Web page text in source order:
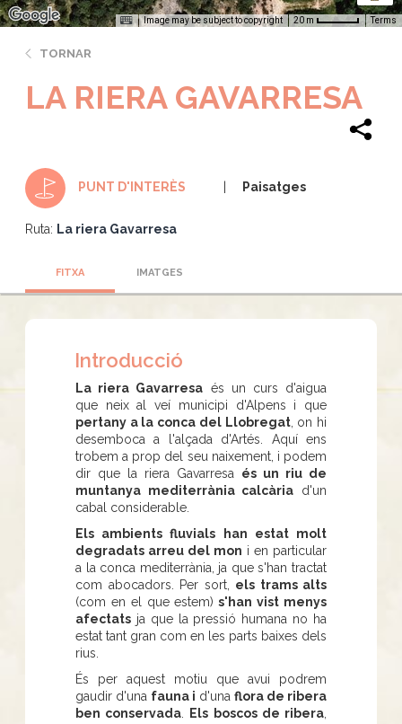
Image may be subject to copyright 20 m Terms
TORNAR
LA RIERA GAVARRESA
PUNT D'INTERÈS Paisatges
Ruta: La riera Gavarresa
FITXA IMATGES
Introducció
La riera Gavarresa és un curs d'aigua
que neix al veí municipi d'Alpens i que
pertany a la conca del Llobregat, on hi
desemboca a l'alçada d'Artés. Aquí ens
trobem a prop del seu naixement, i podem
dir que la riera Gavarresa és un riu de
muntanya mediterrània calcària d'un
cabal considerable.
Els ambients fluvials han estat molt
degradats arreu del mon i en particular
a la conca mediterrània, ja que s'han tractat
com abocadors. Per sort, els trams alts
(com en el que estem) s'han vist menys
afectats ja que la pressió humana no ha
estat tant gran com en les parts baixes dels
rius.
És per aquest motiu que avui podrem
gaudir d'una fauna i d'una flora de ribera
ben conservada
Els boscos de ribera